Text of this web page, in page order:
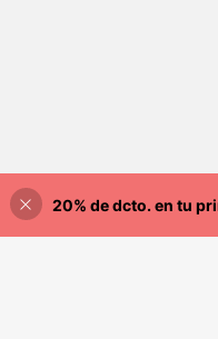
¡10% DE
20% de dcto. en tu